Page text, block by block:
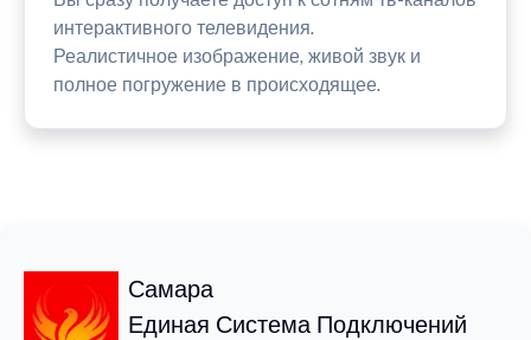
интерактивного телевидения.
Реалистичное изображение, живой звук и
полное погружение в происходящее.
Самара
Единая Система Подключений